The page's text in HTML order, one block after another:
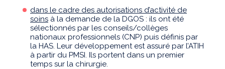
dans le cadre des autorisations d’activité de
soins à la demande de la DGOS : ils ont été
sélectionnés par les conseils/collèges
nationaux professionnels (CNP) puis définis par
la HAS. Leur développement est assuré par l’ATIH
à partir du PMSI. Ils portent dans un premier
temps sur la chirurgie.